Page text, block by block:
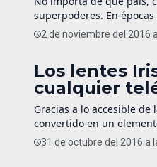
superpoderes. En
contemporáneos como
2 de noviembre del 2016
Los lentes
cualquier
Gracias a lo accesible
convertido en un
profesional, reportero
31 de octubre del 2016 a